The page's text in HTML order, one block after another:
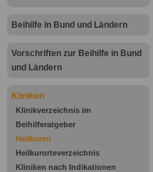
Beihilfe in Bund und Ländern
Vorschriften zur Beihilfe in Bund
und Ländern
Kliniken
Klinikverzeichnis im
Beihilferatgeber
Heilkuren
Heilkurorteverzeichnis
Kliniken nach Indikationen